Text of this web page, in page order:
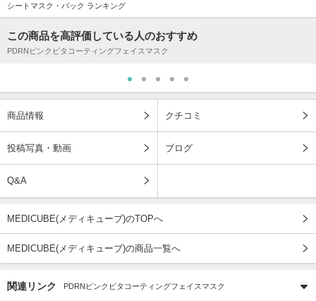
シートマスク・パック ランキング
この商品を高評価している人のおすすめ
PDRNピンクビタコーティングフェイスマスク
商品情報 クチコミ
投稿写真・動画 ブログ
Q&A
MEDICUBE(メディキューブ)のTOPへ
MEDICUBE(メディキューブ)の商品一覧へ
関連リンク PDRNピンクビタコーティングフェイスマスク